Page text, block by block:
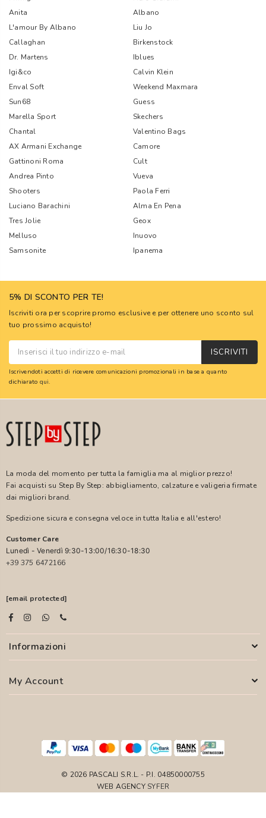
Anita
Albano
L'amour By Albano
Liu Jo
Callaghan
Birkenstock
Dr. Martens
Iblues
Igi&co
Calvin Klein
Enval Soft
Weekend Maxmara
Sun68
Guess
Marella Sport
Skechers
Chantal
Valentino Bags
AX Armani Exchange
Camore
Gattinoni Roma
Cult
Andrea Pinto
Vueva
Shooters
Paola Ferri
Luciano Barachini
Alma En Pena
Tres Jolie
Geox
Melluso
Inuovo
Samsonite
Ipanema
5% DI SCONTO PER TE!
Iscriviti ora per scoprire promo esclusive e per ottenere uno sconto sul
tuo prossimo acquisto!
ISCRIVITI
Iscrivendoti accetti di ricevere comunicazioni promozionali in base a quanto
dichiarato qui.
La moda del momento per tutta la famiglia ma al miglior prezzo!
Fai acquisti su Step By Step: abbigliamento, calzature e valigeria firmate
dai migliori brand.
Spedizione sicura e consegna veloce in tutta Italia e all'estero!
Customer Care
Lunedì - Venerdì 9:30-13:00/16:30-18:30
+39 375 6472166
[email protected]
Informazioni
My Account
© 2026 PASCALI S.R.L. - P.I. 04850000755
WEB AGENCY SYFER